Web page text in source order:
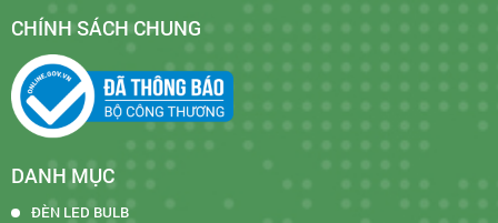
CHÍNH SÁCH CHUNG
DANH MỤC
ĐÈN LED BULB